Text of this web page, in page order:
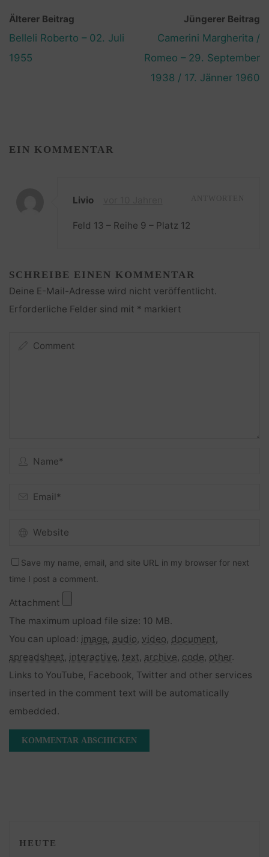
Älterer Beitrag
Belleli Roberto – 02. Juli
1955
Jüngerer Beitrag
Camerini Margherita /
Romeo – 29. September
1938 / 17. Jänner 1960
EIN KOMMENTAR
Livio
Feld 13 – Reihe 9 – Platz 12
SCHREIBE EINEN KOMMENTAR
Deine E-Mail-Adresse wird nicht veröffentlicht.
Erforderliche Felder sind mit * markiert
Save my name, email, and site URL in my browser for next
time I post a comment.
Attachment
The maximum upload file size: 10 MB.
You can upload: image, audio, video, document,
spreadsheet, interactive, text, archive, code, other.
Links to YouTube, Facebook, Twitter and other services
inserted in the comment text will be automatically
embedded.
HEUTE